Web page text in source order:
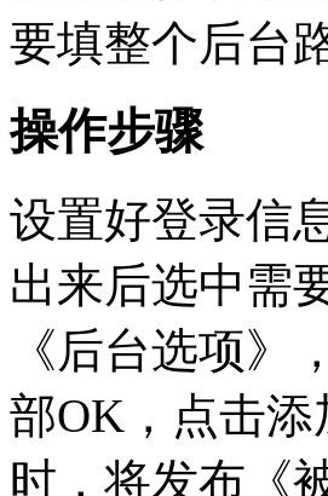
要填整个后台
操作步骤
设置好登录信
出来后选中需
《后台选项
部OK，点击
时，将发布《